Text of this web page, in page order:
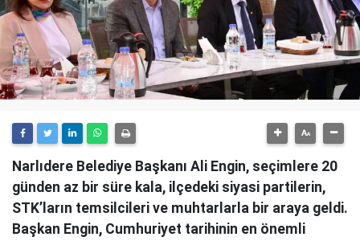
Narlıdere Belediye Başkanı Ali Engin, seçimlere 20
günden az bir süre kala, ilçedeki siyasi partilerin,
STK’ların temsilcileri ve muhtarlarla bir araya geldi.
Başkan Engin, Cumhuriyet tarihinin en önemli